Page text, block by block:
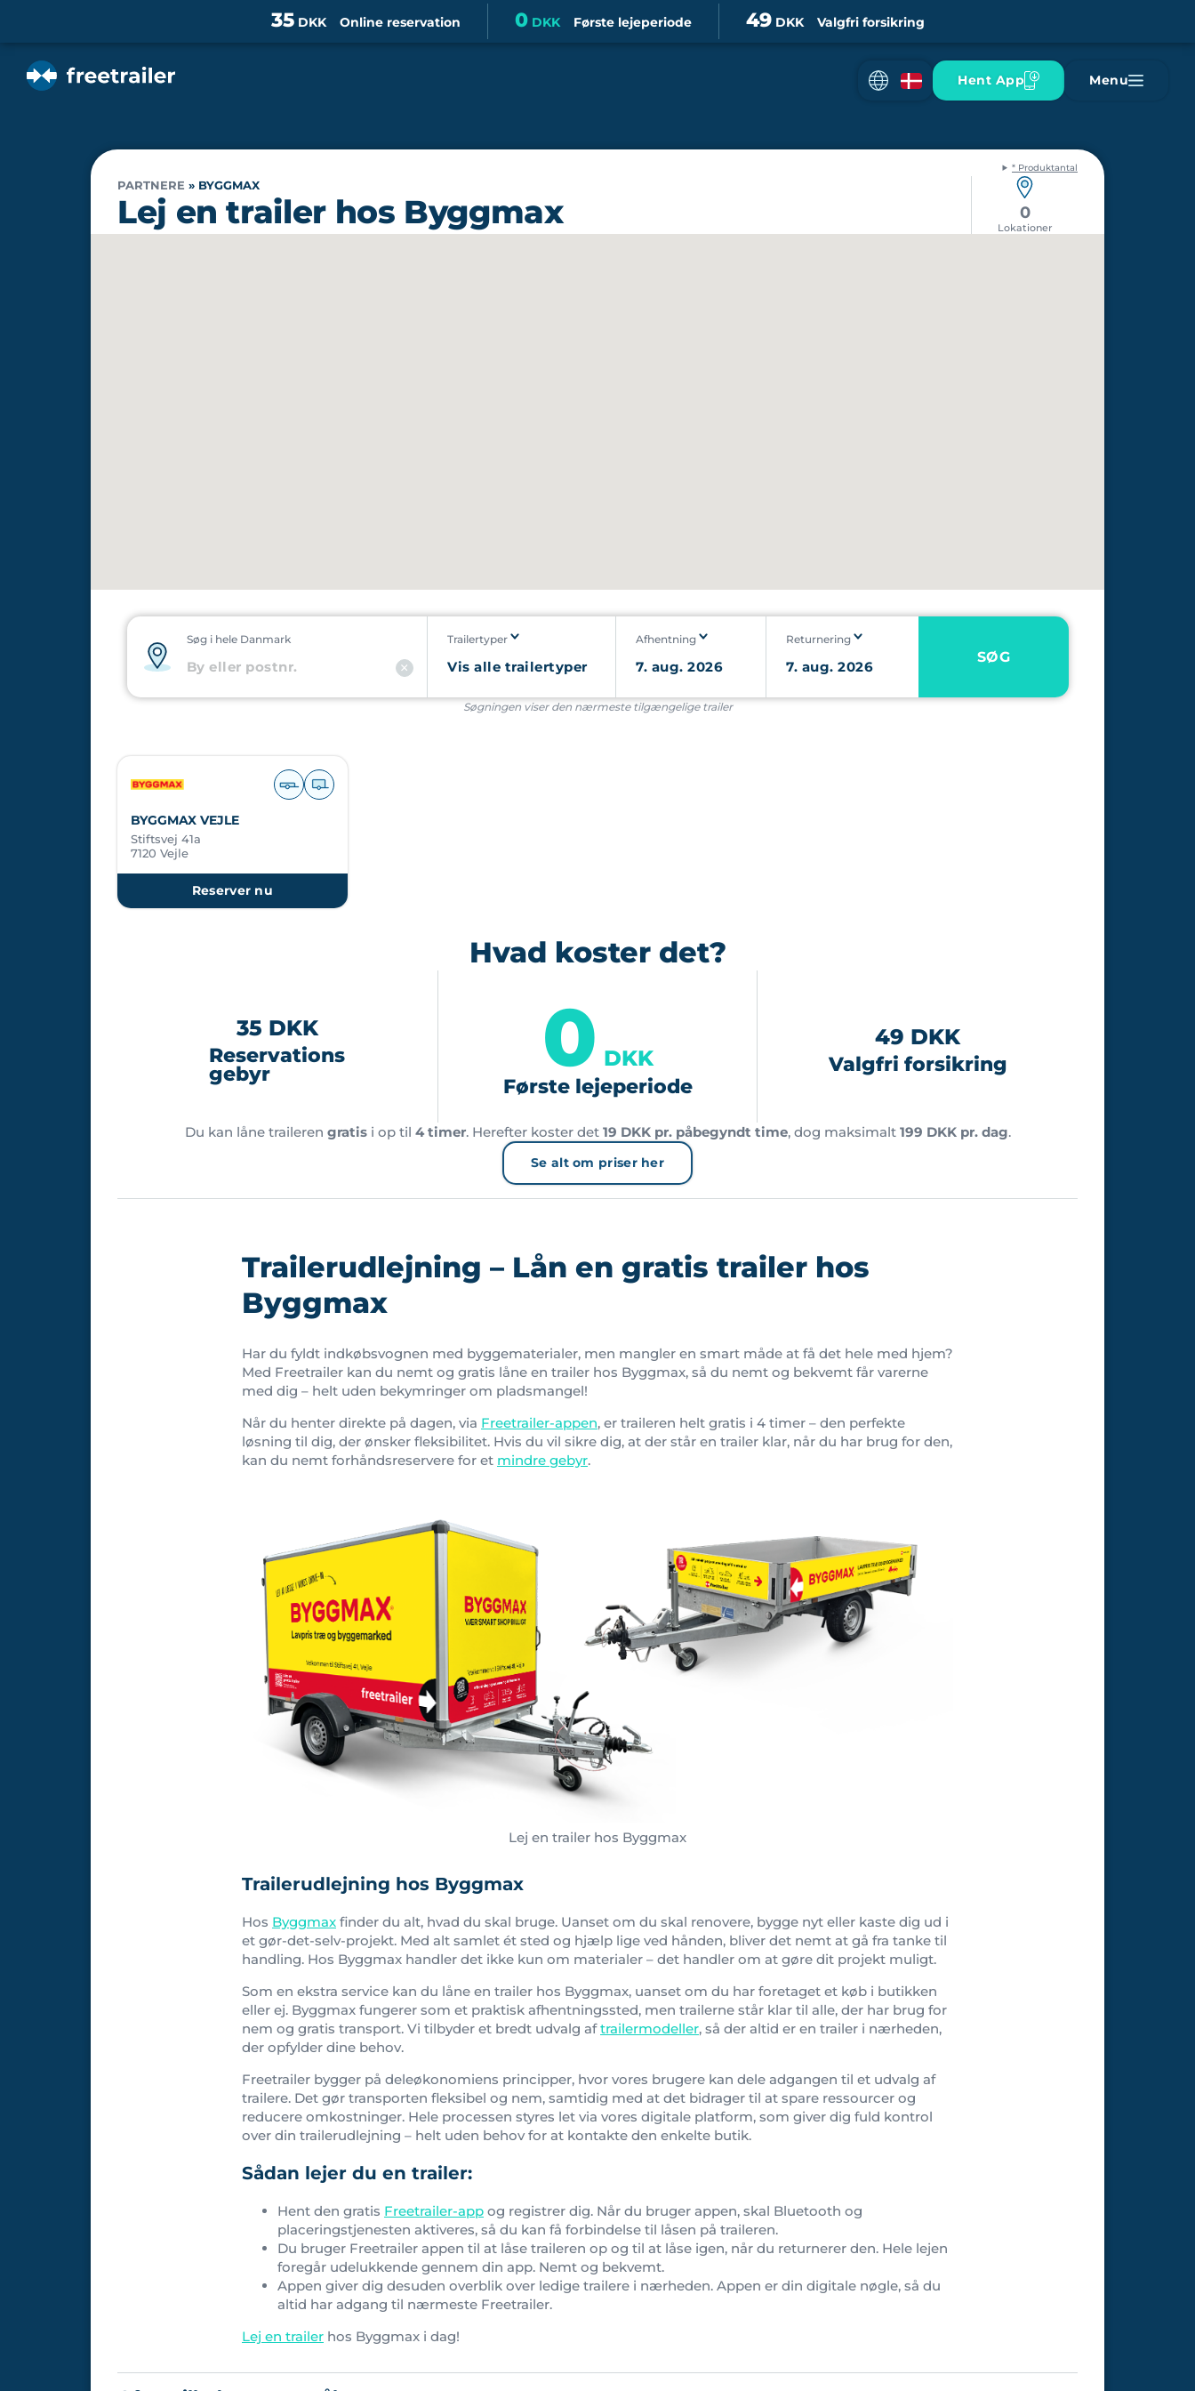
Online reservation
35DKK Første lejeperiode
0DKK Valgfri forsikring
49DKK
Hent App Menu
* Produktantal
PARTNERE » BYGGMAX
Lej en trailer hos Byggmax 0
Lokationer
Søg i hele Danmark Trailertyper Afhentning Returnering
SØG
Søgningen viser den nærmeste tilgængelige trailer
BYGGMAX VEJLE
Stiftsvej 41a
7120 Vejle
Reserver nu
Hvad koster det?
35 DKK
Reservations
gebyr 0 DKK
Første lejeperiode
49 DKK
Valgfri forsikring
Du kan låne traileren gratisi op til 4 timer. Herefter koster det 19 DKK pr. påbegyndt time, dog maksimalt 199 DKK pr. dag.
Se alt om priser her
Trailerudlejning – Lån en gratis trailer hos
Byggmax
Har du fyldt indkøbsvognen med byggematerialer, men mangler en smart måde at få det hele med hjem?
Med Freetrailer kan du nemt og gratis låne en trailer hos Byggmax, så du nemt og bekvemt får varerne
med dig – helt uden bekymringer om pladsmangel!
Når du henter direkte på dagen, via Freetrailer-appen, er traileren helt gratis i 4 timer – den perfekte
løsning til dig, der ønsker fleksibilitet. Hvis du vil sikre dig, at der står en trailer klar, når du har brug for den,
kan du nemt forhåndsreservere for et mindre gebyr.
Lej en trailer hos Byggmax
Trailerudlejning hos Byggmax
Hos Byggmax finder du alt, hvad du skal bruge. Uanset om du skal renovere, bygge nyt eller kaste dig ud i
et gør-det-selv-projekt. Med alt samlet ét sted og hjælp lige ved hånden, bliver det nemt at gå fra tanke til
handling. Hos Byggmax handler det ikke kun om materialer – det handler om at gøre dit projekt muligt.
Som en ekstra service kan du låne en trailer hos Byggmax, uanset om du har foretaget et køb i butikken
eller ej. Byggmax fungerer som et praktisk afhentningssted, men trailerne står klar til alle, der har brug for
nem og gratis transport. Vi tilbyder et bredt udvalg aftrailermodeller, så der altid er en trailer i nærheden,
der opfylder dine behov.
Freetrailer bygger på deleøkonomiens principper, hvor vores brugere kan dele adgangen til et udvalg af
trailere. Det gør transporten fleksibel og nem, samtidig med at det bidrager til at spare ressourcer og
reducere omkostninger. Hele processen styres let via vores digitale platform, som giver dig fuld kontrol
over din trailerudlejning – helt uden behov for at kontakte den enkelte butik.
Sådan lejer du en trailer:
Hent den gratis Freetrailer-app og registrer dig. Når du bruger appen, skal Bluetooth og
placeringstjenesten aktiveres, så du kan få forbindelse til låsen på traileren.
Du bruger Freetrailer appen til at låse traileren op og til at låse igen, når du returnerer den. Hele lejen
foregår udelukkende gennem din app. Nemt og bekvemt.
Appen giver dig desuden overblik over ledige trailere i nærheden. Appen er din digitale nøgle, så du
altid har adgang til nærmeste Freetrailer.
Lej en trailer hos Byggmax i dag!